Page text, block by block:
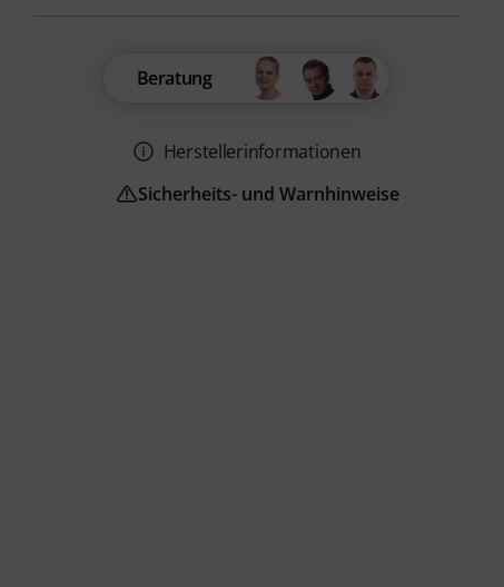
Beratung
Herstellerinformationen
Sicherheits- und Warnhinweise